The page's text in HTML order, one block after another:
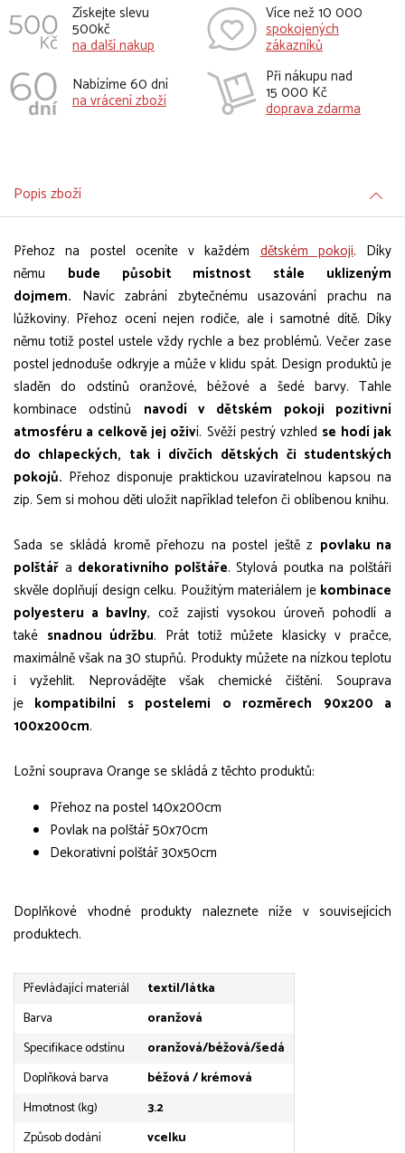
Získejte slevu
500kč
na další nakup
Více než 10 000
spokojených
zákazníků
Nabízíme 60 dní
na vrácení zboží
Při nákupu nad
15 000 Kč
doprava zdarma
Popis zboží
Přehoz na postel oceníte v každémdětském pokoji. Díky
němu bude působit místnost stále uklizeným
dojmem. Navíc zabrání zbytečnému usazování prachu na
lůžkoviny. Přehoz ocení nejen rodiče, ale i samotné dítě. Díky
němu totiž postel ustele vždy rychle a bez problémů. Večer zase
postel jednoduše odkryje a může v klidu spát. Design produktů je
sladěn do odstínů oranžové, béžové a šedé barvy. Tahle
kombinace odstínů navodí v dětském pokoji pozitivní
atmosféru a celkově jej oživí. Svěží pestrý vzhled se hodí jak
do chlapeckých, tak i dívčích dětských či studentských
pokojů. Přehoz disponuje praktickou uzavíratelnou kapsou na
zip. Sem si mohou děti uložit například telefon či oblíbenou knihu.
Sada se skládá kromě přehozu na postel ještě z povlaku na
polštář a dekorativního polštáře. Stylová poutka na polštáři
skvěle doplňují design celku. Použitým materiálem je kombinace
polyesteru a bavlny, což zajistí vysokou úroveň pohodlí a
také snadnou údržbu. Prát totiž můžete klasicky v pračce,
maximálně však na 30 stupňů. Produkty můžete na nízkou teplotu
i vyžehlit. Neprovádějte však chemické čištění. Souprava
je kompatibilní s postelemi o rozměrech 90x200 a
100x200cm.
Ložní souprava Orange se skládá z těchto produktů:
Přehoz na postel 140x200cm
Povlak na polštář 50x70cm
Dekorativní polštář 30x50cm
Doplňkové vhodné produkty naleznete níže v souvisejících
produktech.
Převládající materiál
textil/látka
Barva
oranžová
Specifikace odstínu
oranžová/béžová/šedá
Doplňková barva
béžová / krémová
Hmotnost (kg)
3.2
Způsob dodání
vcelku